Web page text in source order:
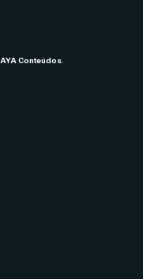
AYA Conteúdos